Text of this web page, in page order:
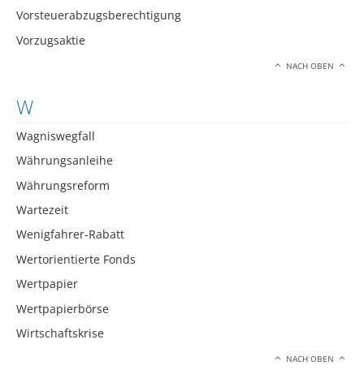
Vorsteuerabzugsberechtigung
Vorzugsaktie
NACH OBEN
W
Wagniswegfall
Währungsanleihe
Währungsreform
Wartezeit
Wenigfahrer-Rabatt
Wertorientierte Fonds
Wertpapier
Wertpapierbörse
Wirtschaftskrise
NACH OBEN